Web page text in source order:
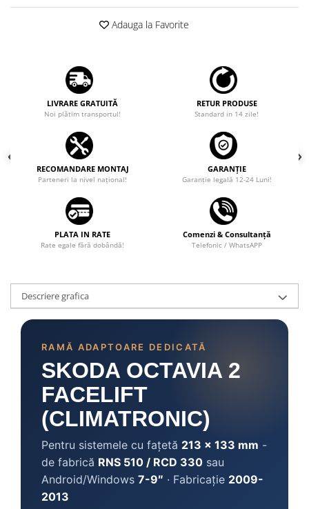
Adauga la Favorite
LIVRARE GRATUITĂ
Noi plătim transportul!
RETUR PRODUSE
Standard in 14 zile!
RECOMANDARE MONTAJ
Parteneri la nivel național!
GARANȚIE
Garanţie legală 12-24 Luni!
PLATA IN RATE
Rate egale fără dobândă!
Comenzi & Consultanță
Telefonic / WhatsAPP
Descriere grafica
RAMĂ ADAPTOARE DEDICATĂ
SKODA OCTAVIA 2
FACELIFT
(CLIMATRONIC)
Pentru sistemele cu fațetă 213 × 133 mm -
de fabrică RNS 510 / RCD 330 sau
Android/Windows 7-9″ · Fabricație 2009-
2013